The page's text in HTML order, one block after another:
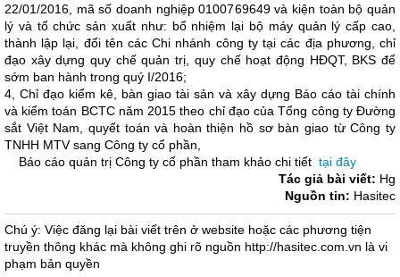
22/01/2016, mã số doanh nghiệp 0100769649 và kiện toàn bộ quản
lý và tổ chức sản xuất như: bổ nhiệm lại bộ máy quản lý cấp cao,
thành lập lại, đổi tên các Chi nhánh công ty tại các địa phương, chỉ
đạo xây dựng quy chế quản trị, quy chế hoạt động HĐQT, BKS để
sớm ban hành trong quý I/2016;
4, Chỉ đạo kiểm kê, bàn giao tài sản và xây dựng Báo cáo tài chính
và kiểm toán BCTC năm 2015 theo chỉ đạo của Tổng công ty Đường
sắt Việt Nam, quyết toán và hoàn thiện hồ sơ bàn giao từ Công ty
TNHH MTV sang Công ty cổ phần,
Báo cáo quản trị Công ty cổ phần tham khảo chi tiết tại đây
Tác giả bài viết: Hg
Nguồn tin: Hasitec
Chú ý: Việc đăng lại bài viết trên ở website hoặc các phương tiện
truyền thông khác mà không ghi rõ nguồn http://hasitec.com.vn là vi
phạm bản quyền